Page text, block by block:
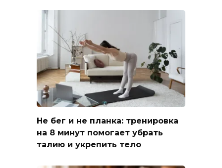
Не бег и не планка: тренировка
на 8 минут помогает убрать
талию и укрепить тело